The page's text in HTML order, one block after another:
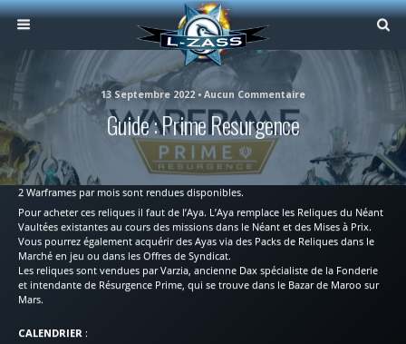
13 Septembre 2022 • Aucun Commentaire
Guide : Prime Resurgence
2 Warframes par mois sont rendues disponibles.
Pour acheter ces reliques il faut de l’Aya. L’Aya remplace les Reliques du Néant
Vaultées existantes au cours des missions dans le Néant et des Mises à Prix.
Vous pourrez également acquérir des Ayas via des Packs de Reliques dans le
Marché en jeu ou dans les Offres de Syndicat.
Les reliques sont vendues par Varzia, ancienne Dax spécialiste de la Fonderie
et intendante de Résurgence Prime, qui se trouve dans le Bazar de Maroo sur
Mars.
CALENDRIER :